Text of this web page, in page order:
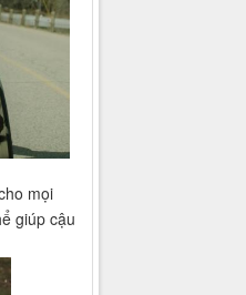
mọi
giúp cậu